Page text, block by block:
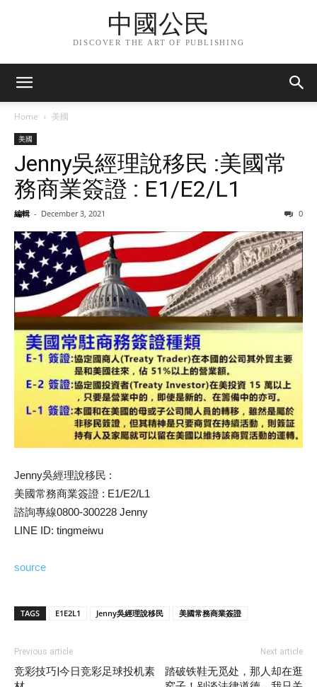
中國公民
DISCOVER THE ART OF PUBLISHING
Home 美國
美國
Jenny吳經理說移民 :美國常
務商業簽證 : E1/E2/L1
編輯 - December 3, 2021 0
Jenny吳經理說移民 :
美國常務商業簽證 : E1/E2/L1
諮詢專線0800-300228 Jenny
LINE ID: tingmeiwu
source
TAGS E1E2L1 Jenny吳經理說移民 美國常務商業簽證
Previous article
竞彩技巧|今日竞彩足球投机素
Next article
踏破铁鞋无觅处，那人却在逛